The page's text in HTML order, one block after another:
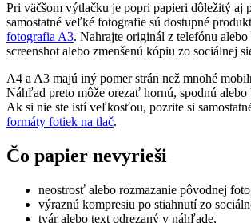
Pri väčšom výtlačku je popri papieri dôležitý aj
samostatné veľké fotografie sú dostupné
fotografia A3. Nahrajte originál z telefónu
screenshot alebo zmenšenú kópiu zo sociálnej
A4 a A3 majú iný pomer strán než mnohé
Náhľad preto môže orezať hornú, spodnú alebo
Ak si nie ste istí veľkosťou, pozrite si
formáty fotiek na tlač.
Čo papier nevyrieši
neostrosť alebo rozmazanie pôvodnej
výraznú kompresiu po stiahnutí zo
tvár alebo text odrezaný v náhľade,